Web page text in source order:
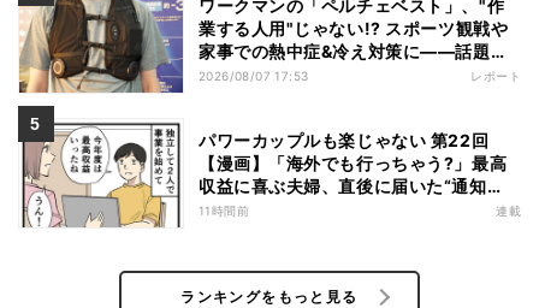
ワークマンの「ペルチェベスト」、"作
業する人用"じゃない!? スポーツ観戦や
家事での熱中症&冷え対策に――話題の
商品を徹底検証
2026/08/07 17:53 レポート
パワーカップルも楽じゃない 第22回
【漫画】「海外でも行っちゃう?」最高
収益に喜ぶ夫婦、直後に届いた“通知
書”で現実に戻された
11時間前 連載
ランキングをもっと見る